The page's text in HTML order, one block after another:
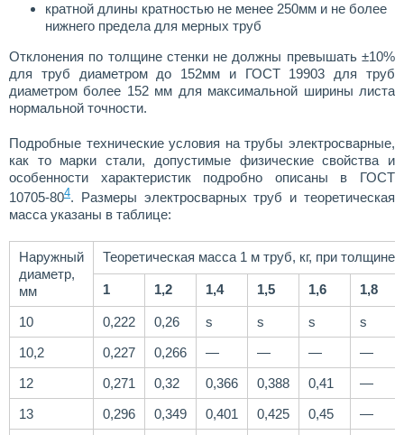
кратной длины кратностью не менее 250мм и не более
нижнего предела для мерных труб
Отклонения по толщине стенки не должны превышать ±10%
для труб диаметром до 152мм и ГОСТ 19903 для труб
диаметром более 152 мм для максимальной ширины листа
нормальной точности.
Подробные технические условия на трубы электросварные,
как то марки стали, допустимые физические свойства и
особенности характеристик подробно описаны в ГОСТ
10705-804. Размеры электросварных труб и теоретическая
масса указаны в таблице:
Наружный
диаметр,
мм
Теоретическая масса 1 м труб, кг, при толщине
1 1,2 1,4 1,5 1,6 1,8
10 0,222 0,26 ѕ ѕ ѕ
ѕ
10,2
0,227 0,266 — — —
—
12
0,271 0,32 0,366 0,388 0,41
—
13
0,296 0,349 0,401 0,425 0,45
—